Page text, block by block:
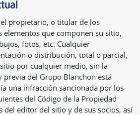
propietario, o titular de los
elementos que componen su sitio,
fotos, etc. Cualquier
o distribución, total o parcial,
por cualquier medio, sin la
previa del Grupo Blanchon está
una infracción sancionada por los
del Código de la Propiedad
del editor del sitio y de sus socios, así